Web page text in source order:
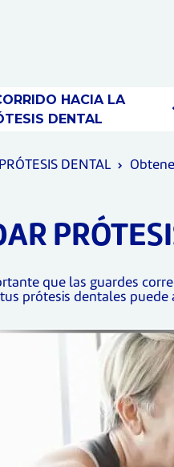
HACIA LA
DENTAL
DENTAL
que las guardes
prótesis dentales